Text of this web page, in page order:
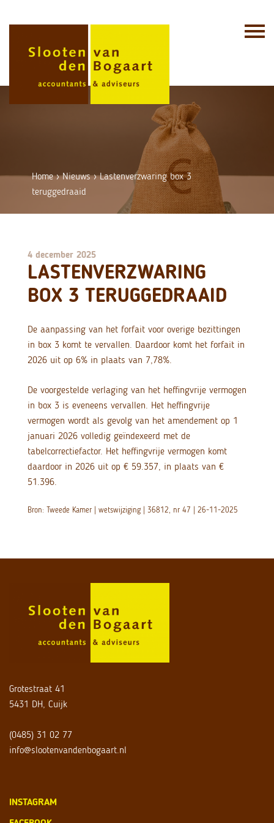
Home›Nieuws›Lastenverzwaring box 3
teruggedraaid
4 december 2025
LASTENVERZWARING
BOX 3 TERUGGEDRAAID
De aanpassing van het forfait voor overige bezittingen
in box 3 komt te vervallen. Daardoor komt het forfait in
2026 uit op 6% in plaats van 7,78%.
De voorgestelde verlaging van het heffingvrije vermogen
in box 3 is eveneens vervallen. Het heffingvrije
vermogen wordt als gevolg van het amendement op 1
januari 2026 volledig geïndexeerd met de
tabelcorrectiefactor. Het heffingvrije vermogen komt
daardoor in 2026 uit op € 59.357, in plaats van €
51.396.
Bron: Tweede Kamer | wetswijziging | 36812, nr 47 | 26-11-2025
Grotestraat 41
5431 DH, Cuijk
(0485) 31 02 77
info@slootenvandenbogaart.nl
INSTAGRAM